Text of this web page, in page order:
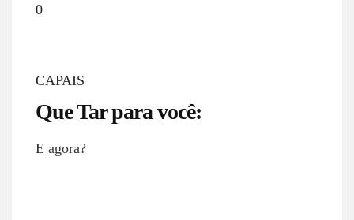
0
CAPAIS
Que Tar para você:
E agora?